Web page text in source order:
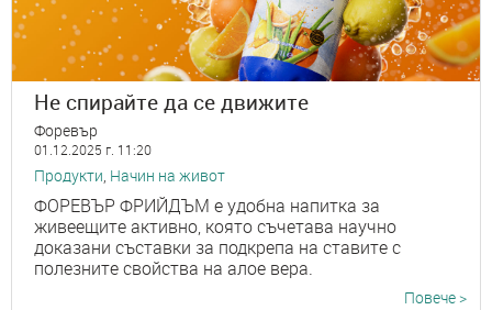
Не спирайте да се движите
Форевър
01.12.2025 г. 11:20
Продукти, Начин на живот
ФОРЕВЪР ФРИЙДЪМ е удобна напитка за
живеещите активно, която съчетава научно
доказани съставки за подкрепа на ставите с
полезните свойства на алое вера.
Повече >